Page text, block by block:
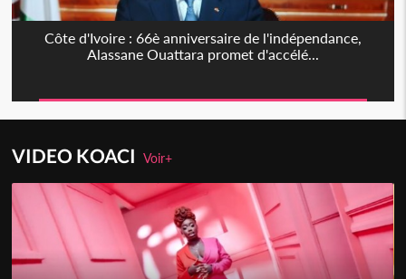
Côte d'Ivoire : 66è anniversaire de l'indépendance,
Alassane Ouattara promet d'accélé...
VIDEO KOACIVoir+